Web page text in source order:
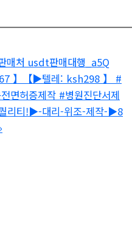
매처 usdt판매대행_a5Q
】【▶텔레: ksh298 】 #
면허증제작 #병원진단서제
리티!▶-대리-위조-제작-▶8